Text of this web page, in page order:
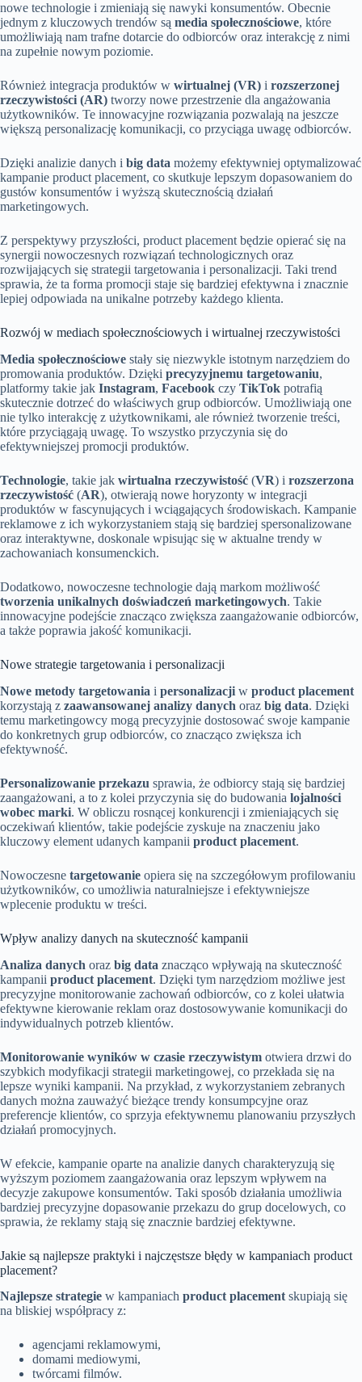
nowe technologie i zmieniają się nawyki konsumentów. Obecnie
jednym z kluczowych trendów są media społecznościowe, które
umożliwiają nam trafne dotarcie do odbiorców oraz interakcję z nimi
na zupełnie nowym poziomie.
Również integracja produktów w wirtualnej (VR) i rozszerzonej
rzeczywistości (AR) tworzy nowe przestrzenie dla angażowania
użytkowników. Te innowacyjne rozwiązania pozwalają na jeszcze
większą personalizację komunikacji, co przyciąga uwagę odbiorców.
Dzięki analizie danych i big data możemy efektywniej optymalizować
kampanie product placement, co skutkuje lepszym dopasowaniem do
gustów konsumentów i wyższą skutecznością działań
marketingowych.
Z perspektywy przyszłości, product placement będzie opierać się na
synergii nowoczesnych rozwiązań technologicznych oraz
rozwijających się strategii targetowania i personalizacji. Taki trend
sprawia, że ta forma promocji staje się bardziej efektywna i znacznie
lepiej odpowiada na unikalne potrzeby każdego klienta.
Rozwój w mediach społecznościowych i wirtualnej rzeczywistości
Media społecznościowe stały się niezwykle istotnym narzędziem do
promowania produktów. Dzięki precyzyjnemu targetowaniu,
platformy takie jak Instagram, Facebook czy TikTok potrafią
skutecznie dotrzeć do właściwych grup odbiorców. Umożliwiają one
nie tylko interakcję z użytkownikami, ale również tworzenie treści,
które przyciągają uwagę. To wszystko przyczynia się do
efektywniejszej promocji produktów.
Technologie, takie jak wirtualna rzeczywistość (VR) i rozszerzona
rzeczywistość (AR), otwierają nowe horyzonty w integracji
produktów w fascynujących i wciągających środowiskach. Kampanie
reklamowe z ich wykorzystaniem stają się bardziej spersonalizowane
oraz interaktywne, doskonale wpisując się w aktualne trendy w
zachowaniach konsumenckich.
Dodatkowo, nowoczesne technologie dają markom możliwość
tworzenia unikalnych doświadczeń marketingowych. Takie
innowacyjne podejście znacząco zwiększa zaangażowanie odbiorców,
a także poprawia jakość komunikacji.
Nowe strategie targetowania i personalizacji
Nowe metody targetowania i personalizacji w product placement
korzystają z zaawansowanej analizy danych oraz big data. Dzięki
temu marketingowcy mogą precyzyjnie dostosować swoje kampanie
do konkretnych grup odbiorców, co znacząco zwiększa ich
efektywność.
Personalizowanie przekazu sprawia, że odbiorcy stają się bardziej
zaangażowani, a to z kolei przyczynia się do budowania lojalności
wobec marki. W obliczu rosnącej konkurencji i zmieniających się
oczekiwań klientów, takie podejście zyskuje na znaczeniu jako
kluczowy element udanych kampanii product placement.
Nowoczesne targetowanie opiera się na szczegółowym profilowaniu
użytkowników, co umożliwia naturalniejsze i efektywniejsze
wplecenie produktu w treści.
Wpływ analizy danych na skuteczność kampanii
Analiza danych oraz big data znacząco wpływają na skuteczność
kampanii product placement. Dzięki tym narzędziom możliwe jest
precyzyjne monitorowanie zachowań odbiorców, co z kolei ułatwia
efektywne kierowanie reklam oraz dostosowywanie komunikacji do
indywidualnych potrzeb klientów.
Monitorowanie wyników w czasie rzeczywistym otwiera drzwi do
szybkich modyfikacji strategii marketingowej, co przekłada się na
lepsze wyniki kampanii. Na przykład, z wykorzystaniem zebranych
danych można zauważyć bieżące trendy konsumpcyjne oraz
preferencje klientów, co sprzyja efektywnemu planowaniu przyszłych
działań promocyjnych.
W efekcie, kampanie oparte na analizie danych charakteryzują się
wyższym poziomem zaangażowania oraz lepszym wpływem na
decyzje zakupowe konsumentów. Taki sposób działania umożliwia
bardziej precyzyjne dopasowanie przekazu do grup docelowych, co
sprawia, że reklamy stają się znacznie bardziej efektywne.
Jakie są najlepsze praktyki i najczęstsze błędy w kampaniach product
placement?
Najlepsze strategie w kampaniach product placement skupiają się
na bliskiej współpracy z:
agencjami reklamowymi,
domami mediowymi,
twórcami filmów.